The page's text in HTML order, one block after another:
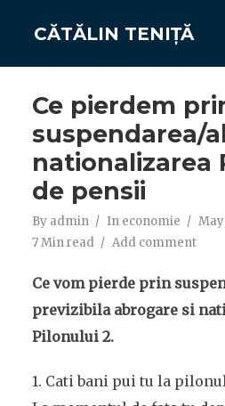
CĂTĂLIN TENIȚĂ
Ce pierdem
suspendarea/
nationalizarea
de pensii
By admin In economie
May
7 Min read
Add comment
Ce vom pierde prin
previzibila abrogare si
Pilonului 2.
1. Cati bani pui tu la